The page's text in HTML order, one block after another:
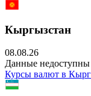
Кыргызстан
08.08.26
Данные недоступны
Курсы валют в